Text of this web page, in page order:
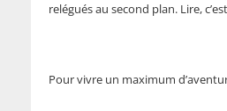
relégués au second plan. Lire,
Pour vivre un maximum